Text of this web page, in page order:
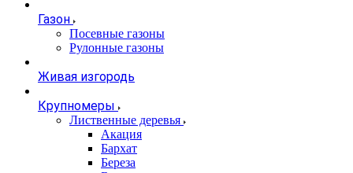
Газон
Посевные газоны
Рулонные газоны
Живая изгородь
Крупномеры
Лиственные деревья
Акация
Бархат
Береза